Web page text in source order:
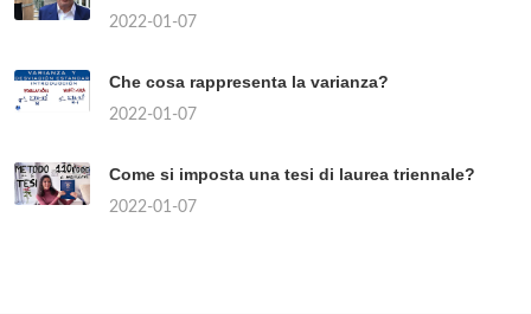
2022-01-07
Che cosa rappresenta la varianza?
2022-01-07
Come si imposta una tesi di laurea triennale?
2022-01-07